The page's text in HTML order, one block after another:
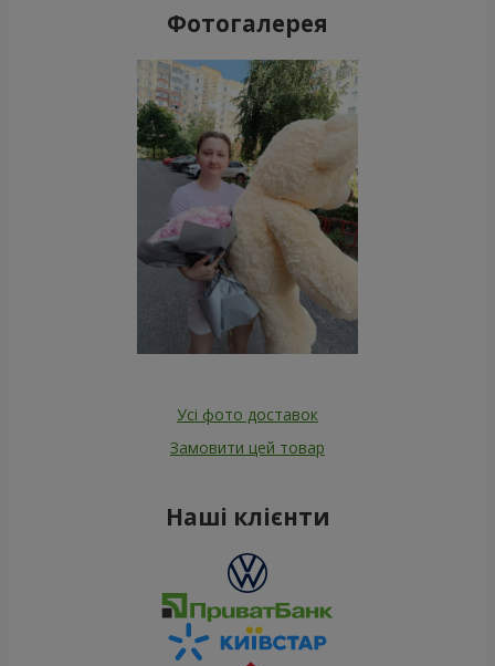
Фотогалерея
Усі фото доставок
Замовити цей товар
Наші клієнти